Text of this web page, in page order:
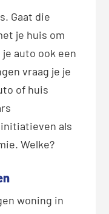
Gaat die
je huis om
auto ook een
vraag je je
of huis
als
Welke?
woning in